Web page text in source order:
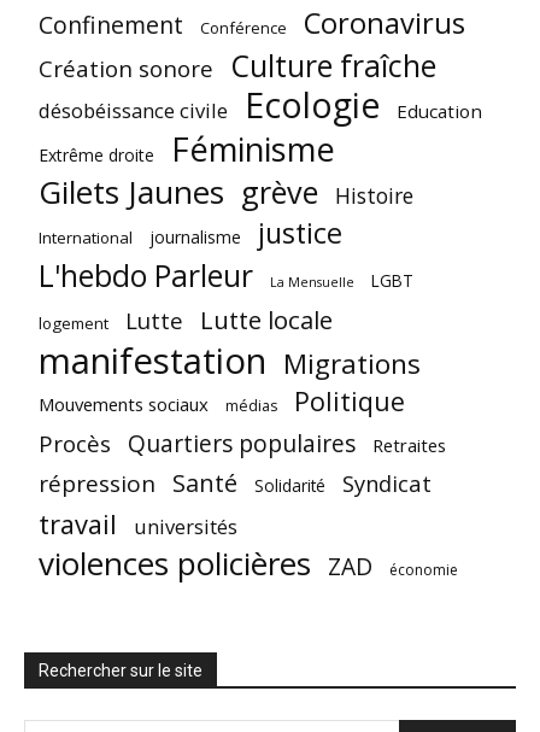
Confinement Conférence Coronavirus
Création sonore Culture fraîche
désobéissance civile Ecologie Education
Extrême droite Féminisme
Gilets Jaunes grève Histoire
International journalisme justice
L'hebdo Parleur La Mensuelle
LGBT
logement
Lutte Lutte locale
manifestation Migrations
Mouvements sociaux médias Politique
Procès Quartiers populaires Retraites
répression Santé Solidarité Syndicat
travail universités
violences policières ZAD économie
Rechercher sur le site